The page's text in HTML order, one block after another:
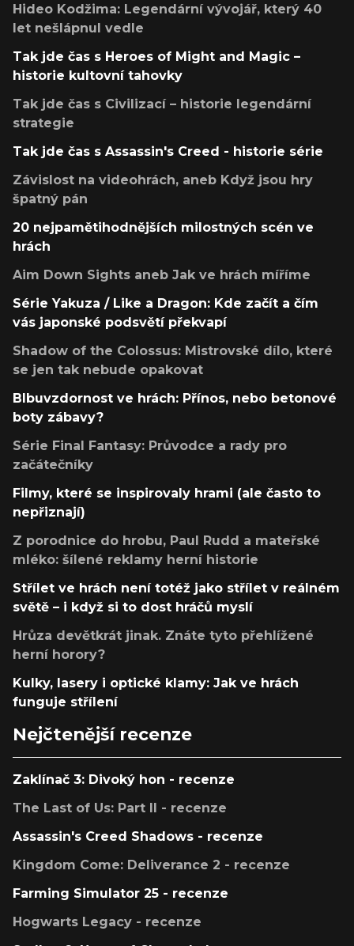
Hideo Kodžima: Legendární vývojář, který 40
let nešlápnul vedle
Tak jde čas s Heroes of Might and Magic –
historie kultovní tahovky
Tak jde čas s Civilizací – historie legendární
strategie
Tak jde čas s Assassin's Creed - historie série
Závislost na videohrách, aneb Když jsou hry
špatný pán
20 nejpamětihodnějších milostných scén ve
hrách
Aim Down Sights aneb Jak ve hrách míříme
Série Yakuza / Like a Dragon: Kde začít a čím
vás japonské podsvětí překvapí
Shadow of the Colossus: Mistrovské dílo, které
se jen tak nebude opakovat
Blbuvzdornost ve hrách: Přínos, nebo betonové
boty zábavy?
Série Final Fantasy: Průvodce a rady pro
začátečníky
Filmy, které se inspirovaly hrami (ale často to
nepřiznají)
Z porodnice do hrobu, Paul Rudd a mateřské
mléko: šílené reklamy herní historie
Střílet ve hrách není totéž jako střílet v reálném
světě – i když si to dost hráčů myslí
Hrůza devětkrát jinak. Znáte tyto přehlížené
herní horory?
Kulky, lasery i optické klamy: Jak ve hrách
funguje střílení
Nejčtenější recenze
Zaklínač 3: Divoký hon - recenze
The Last of Us: Part II - recenze
Assassin's Creed Shadows - recenze
Kingdom Come: Deliverance 2 - recenze
Farming Simulator 25 - recenze
Hogwarts Legacy - recenze